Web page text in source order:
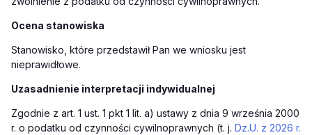
Ocena stanowiska
Stanowisko, które przedstawił Pan we wniosku jest
nieprawidłowe.
Uzasadnienie interpretacji indywidualnej
Zgodnie z art. 1 ust. 1 pkt 1 lit. a) ustawy z dnia 9 września 2000
r. o podatku od czynności cywilnoprawnych (t. j. Dz.U. z 2026 r.